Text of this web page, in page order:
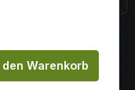
den Warenkorb